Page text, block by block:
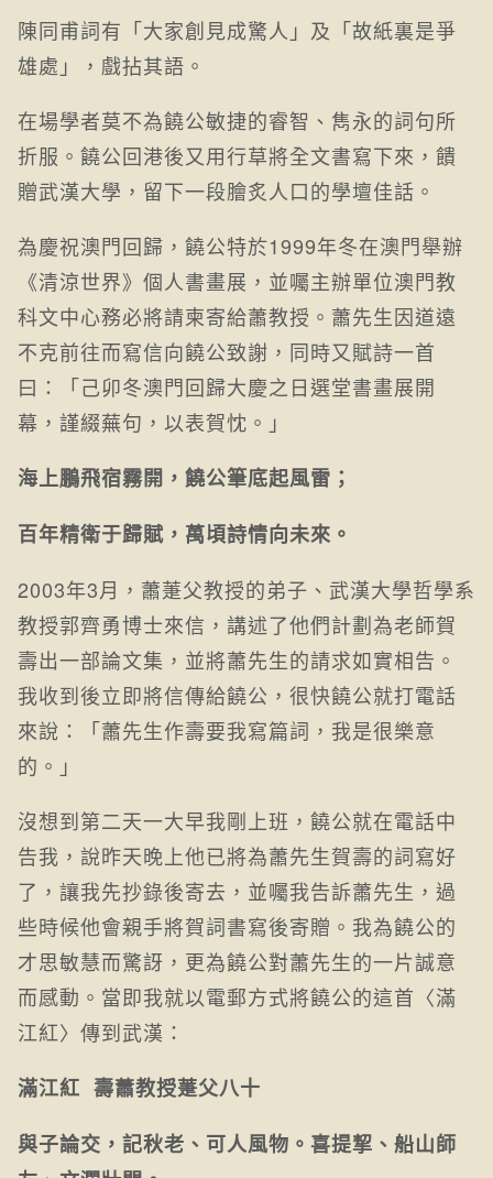
陳同甫詞有「大家創見成驚人」及「故紙裏是爭
雄處」，戲拈其語。
在場學者莫不為饒公敏捷的睿智、雋永的詞句所
折服。饒公回港後又用行草將全文書寫下來，饋
贈武漢大學，留下一段膾炙人口的學壇佳話。
為慶祝澳門回歸，饒公特於1999年冬在澳門舉辦
《清涼世界》個人書畫展，並囑主辦單位澳門教
科文中心務必將請柬寄給蕭教授。蕭先生因道遠
不克前往而寫信向饒公致謝，同時又賦詩一首
曰：「己卯冬澳門回歸大慶之日選堂書畫展開
幕，謹綴蕪句，以表賀忱。」
海上鵬飛宿霧開，饒公筆底起風雷；
百年精衛于歸賦，萬頃詩情向未來。
2003年3月，蕭萐父教授的弟子、武漢大學哲學系
教授郭齊勇博士來信，講述了他們計劃為老師賀
壽出一部論文集，並將蕭先生的請求如實相告。
我收到後立即將信傳給饒公，很快饒公就打電話
來說：「蕭先生作壽要我寫篇詞，我是很樂意
的。」
沒想到第二天一大早我剛上班，饒公就在電話中
告我，說昨天晚上他已將為蕭先生賀壽的詞寫好
了，讓我先抄錄後寄去，並囑我告訴蕭先生，過
些時候他會親手將賀詞書寫後寄贈。我為饒公的
才思敏慧而驚訝，更為饒公對蕭先生的一片誠意
而感動。當即我就以電郵方式將饒公的這首〈滿
江紅〉傳到武漢：
滿江紅 壽蕭教授萐父八十
與子論交，記秋老、可人風物。喜提挈、船山師